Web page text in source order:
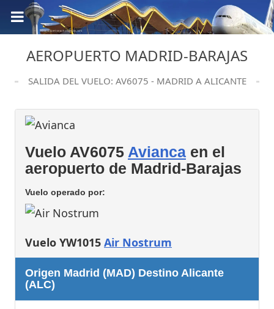
AEROPUERTO MADRID-BARAJAS
SALIDA DEL VUELO: AV6075 - MADRID A ALICANTE
Vuelo AV6075 Avianca en el
aeropuerto de Madrid-Barajas
Vuelo operado por:
Vuelo YW1015 Air Nostrum
Origen Madrid (MAD) Destino Alicante
(ALC)